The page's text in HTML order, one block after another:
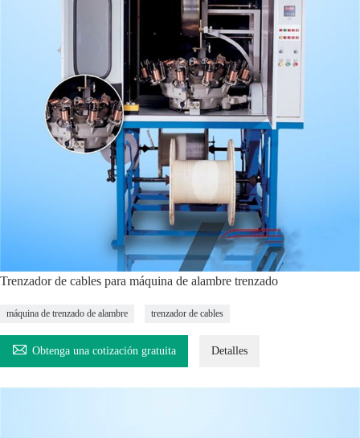
Trenzador de cables para máquina de alambre trenzado
máquina de trenzado de alambre trenzador de cables
 Obtenga una cotización gratuita Detalles